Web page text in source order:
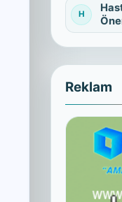
H
Reklam